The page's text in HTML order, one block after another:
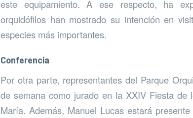
este equipamiento. A ese respecto, ha
orquidófilos han mostrado su intención en
especies más importantes.
Conferencia
Por otra parte, representantes del Parque
de semana como jurado en la XXIV Fiesta
María. Además, Manuel Lucas estará